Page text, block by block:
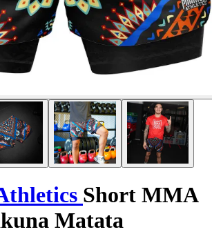
Short MMA
Matata